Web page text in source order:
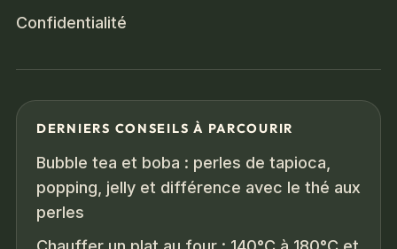
Confidentialité
DERNIERS CONSEILS À PARCOURIR
Bubble tea et boba : perles de tapioca,
popping, jelly et différence avec le thé aux
perles